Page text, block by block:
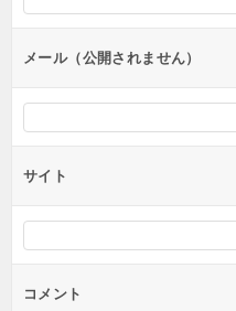
ョ
ンメール（公開されません）
サイト
コメント